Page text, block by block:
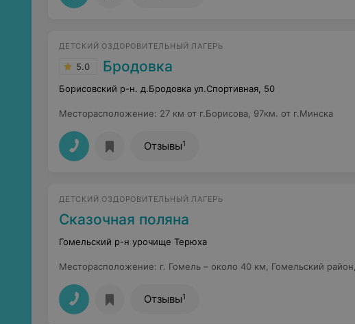
ДЕТСКИЙ ОЗДОРОВИТЕЛЬНЫЙ ЛАГЕРЬ
5.0 Бродовка
Борисовский р-н. д.Бродовка ул.Спортивная, 50
Месторасположение: 27 км от г.Борисова, 97км. от г.Минска
Отзывы1
ДЕТСКИЙ ОЗДОРОВИТЕЛЬНЫЙ ЛАГЕРЬ
Сказочная поляна
Гомельский р-н урочище Терюха
Месторасположение: г. Гомель – около 40 км, Гомельский
Отзывы1